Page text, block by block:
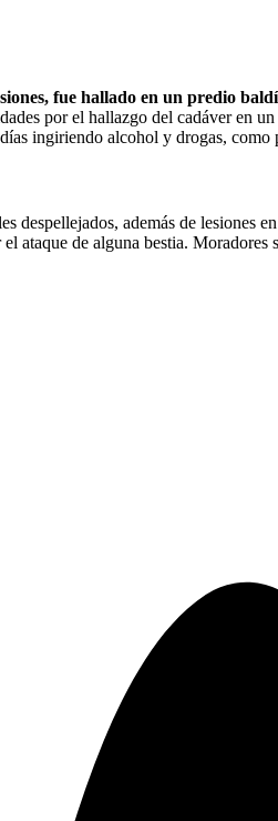
fue hallado en un predio
por el hallazgo del cadáver en
ingiriendo alcohol y drogas, como
despellejados, además de
ataque de alguna bestia.